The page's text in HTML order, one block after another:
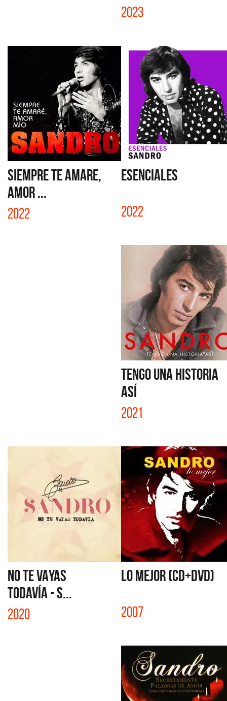
2023
SIEMPRE TE AMARE,
AMOR ...
2022
ESENCIALES
2022
TENGO UNA HISTORIA
ASÍ
2021
NO TE VAYAS
TODAVÍA - S...
2020
LO MEJOR (CD+DVD)
2007